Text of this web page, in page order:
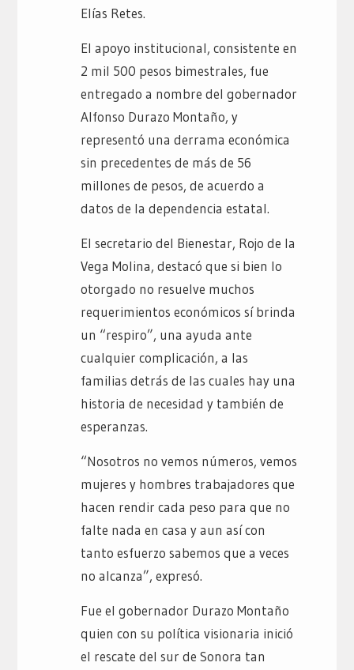
Elías Retes.
El apoyo institucional, consistente en
2 mil 500 pesos bimestrales, fue
entregado a nombre del gobernador
Alfonso Durazo Montaño, y
representó una derrama económica
sin precedentes de más de 56
millones de pesos, de acuerdo a
datos de la dependencia estatal.
El secretario del Bienestar, Rojo de la
Vega Molina, destacó que si bien lo
otorgado no resuelve muchos
requerimientos económicos sí brinda
un “respiro”, una ayuda ante
cualquier complicación, a las
familias detrás de las cuales hay una
historia de necesidad y también de
esperanzas.
“Nosotros no vemos números, vemos
mujeres y hombres trabajadores que
hacen rendir cada peso para que no
falte nada en casa y aun así con
tanto esfuerzo sabemos que a veces
no alcanza”, expresó.
Fue el gobernador Durazo Montaño
quien con su política visionaria inició
el rescate del sur de Sonora tan